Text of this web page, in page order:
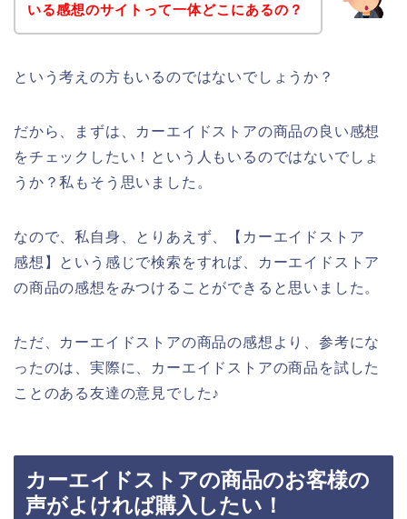
いる感想のサイトって一体どこにあるの？
という考えの方もいるのではないでしょうか？
だから、まずは、カーエイドストアの商品の良い感想
をチェックしたい！という人もいるのではないでしょ
うか？私もそう思いました。
なので、私自身、とりあえず、【カーエイドストア
感想】という感じで検索をすれば、カーエイドストア
の商品の感想をみつけることができると思いました。
ただ、カーエイドストアの商品の感想より、参考にな
ったのは、実際に、カーエイドストアの商品を試した
ことのある友達の意見でした♪
カーエイドストアの商品のお客様の
声がよければ購入したい！